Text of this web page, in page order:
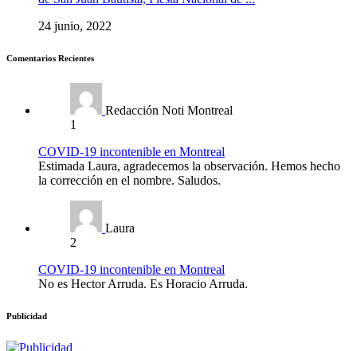
24 junio, 2022
Comentarios Recientes
Redacción Noti Montreal
1
COVID-19 incontenible en Montreal
Estimada Laura, agradecemos la observación. Hemos hecho
la corrección en el nombre. Saludos.
Laura
2
COVID-19 incontenible en Montreal
No es Hector Arruda. Es Horacio Arruda.
Publicidad